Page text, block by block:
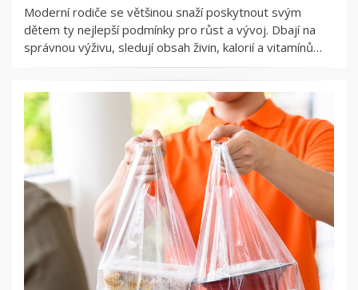
Moderní rodiče se většinou snaží poskytnout svým
dětem ty nejlepší podmínky pro růst a vývoj. Dbají na
správnou výživu, sledují obsah živin, kalorií a vitamínů…